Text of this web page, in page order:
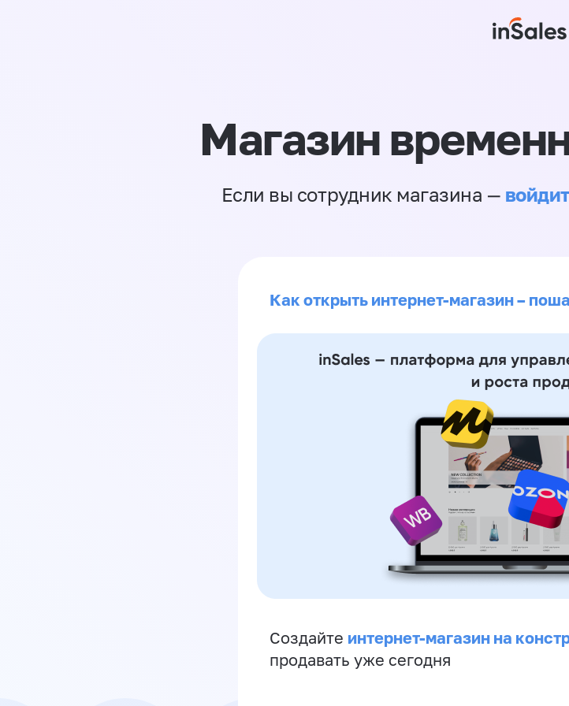
Магазин
Если вы сотрудник магазина —
Как открыть интернет-магазин –
Создайте интернет-магазин на
продавать уже сегодня